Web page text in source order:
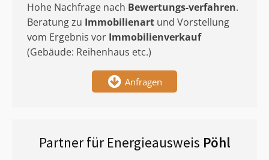
Hohe Nachfrage nach Bewertungs-verfahren.
Beratung zu Immobilienart und Vorstellung
vom Ergebnis vor Immobilienverkauf
(Gebäude: Reihenhaus etc.)
Anfragen
Partner für Energieausweis Pöhl